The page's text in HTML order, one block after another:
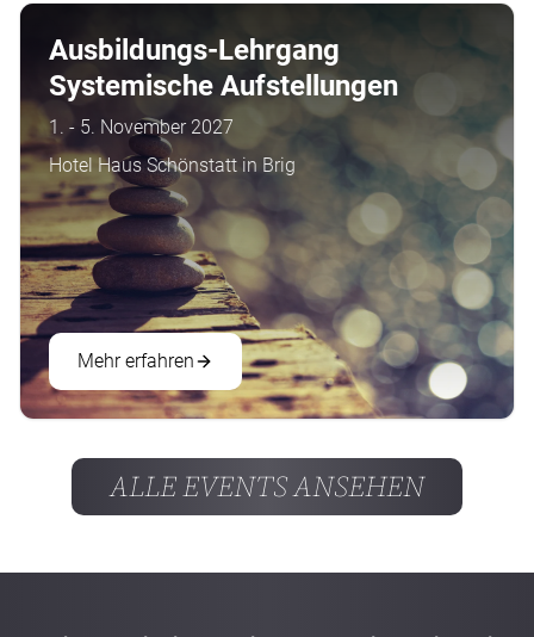
Ausbildungs-Lehrgang
Systemische Aufstellungen
1. - 5. November 2027
Hotel Haus Schönstatt in Brig
Mehr erfahren
ALLE EVENTS ANSEHEN